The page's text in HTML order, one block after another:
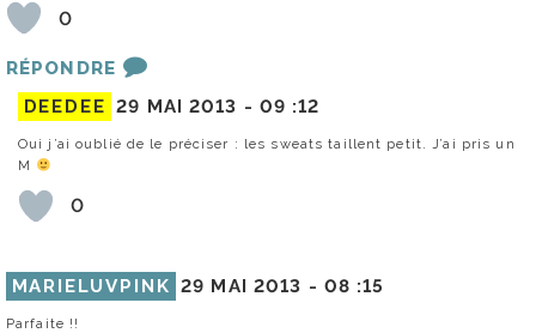
0
RÉPONDRE
DEEDEE 29 MAI 2013 - 09 :12
Oui j’ai oublié de le préciser : les sweats taillent petit. J’ai pris un
M
0
MARIELUVPINK 29 MAI 2013 - 08 :15
Parfaite !!